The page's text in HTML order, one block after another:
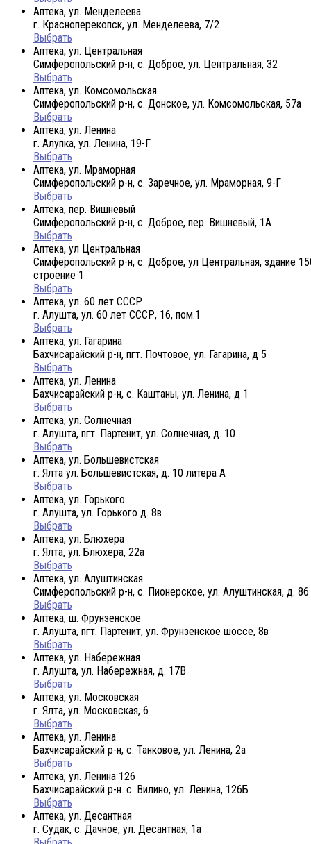
Аптека, ул. Менделеева
г. Красноперекопск, ул. Менделеева, 7/2
Выбрать
Аптека, ул. Центральная
Симферопольский р-н, с. Доброе, ул. Центральная, 32
Выбрать
Аптека, ул. Комсомольская
Симферопольский р-н, с. Донское, ул. Комсомольская, 57а
Выбрать
Аптека, ул. Ленина
г. Алупка, ул. Ленина, 19-Г
Выбрать
Аптека, ул. Мраморная
Симферопольский р-н, с. Заречное, ул. Мраморная, 9-Г
Выбрать
Аптека, пер. Вишневый
Симферопольский р-н, с. Доброе, пер. Вишневый, 1А
Выбрать
Аптека, ул Центральная
Симферопольский р-н, с. Доброе, ул Центральная, здание
строение 1
Выбрать
Аптека, ул. 60 лет СССР
г. Алушта, ул. 60 лет СССР, 16, пом.1
Выбрать
Аптека, ул. Гагарина
Бахчисарайский р-н, пгт. Почтовое, ул. Гагарина, д 5
Выбрать
Аптека, ул. Ленина
Бахчисарайский р-н, с. Каштаны, ул. Ленина, д 1
Выбрать
Аптека, ул. Солнечная
г. Алушта, пгт. Партенит, ул. Солнечная, д. 10
Выбрать
Аптека, ул. Большевистская
г. Ялта ул. Большевистская, д. 10 литера А
Выбрать
Аптека, ул. Горького
г. Алушта, ул. Горького д. 8в
Выбрать
Аптека, ул. Блюхера
г. Ялта, ул. Блюхера, 22а
Выбрать
Аптека, ул. Алуштинская
Симферопольский р-н, с. Пионерское, ул. Алуштинская, д. 86
Выбрать
Аптека, ш. Фрунзенское
г. Алушта, пгт. Партенит, ул. Фрунзенское шоссе, 8в
Выбрать
Аптека, ул. Набережная
г. Алушта, ул. Набережная, д. 17В
Выбрать
Аптека, ул. Московская
г. Ялта, ул. Московская, 6
Выбрать
Аптека, ул. Ленина
Бахчисарайский р-н, с. Танковое, ул. Ленина, 2а
Выбрать
Аптека, ул. Ленина 126
Бахчисарайский р-н. с. Вилино, ул. Ленина, 126Б
Выбрать
Аптека, ул. Десантная
г. Судак, с. Дачное, ул. Десантная, 1а